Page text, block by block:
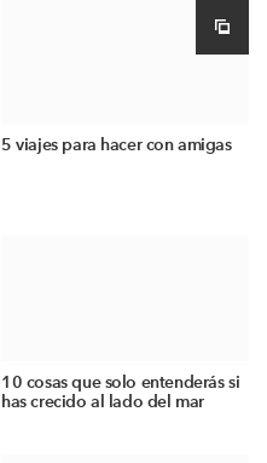
5 viajes para hacer con amigas
10 cosas que solo entenderás si
has crecido al lado del mar